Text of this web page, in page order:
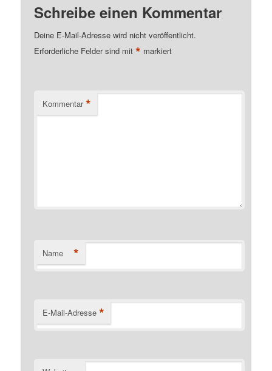
Schreibe einen Kommentar
Deine E-Mail-Adresse wird nicht veröffentlicht.
Erforderliche Felder sind mit* markiert
Kommentar *
Name *
E-Mail-Adresse *